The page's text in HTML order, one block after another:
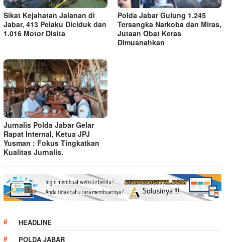
Sikat Kejahatan Jalanan di
Jabar, 413 Pelaku Diciduk dan
1.016 Motor Disita
Polda Jabar Gulung 1.245
Tersangka Narkoba dan Miras,
Jutaan Obat Keras
Dimusnahkan
Jurnalis Polda Jabar Gelar
Rapat Internal, Ketua JPJ
Yusman : Fokus Tingkatkan
Kualitas Jurnalis.
HEADLINE
POLDA JABAR